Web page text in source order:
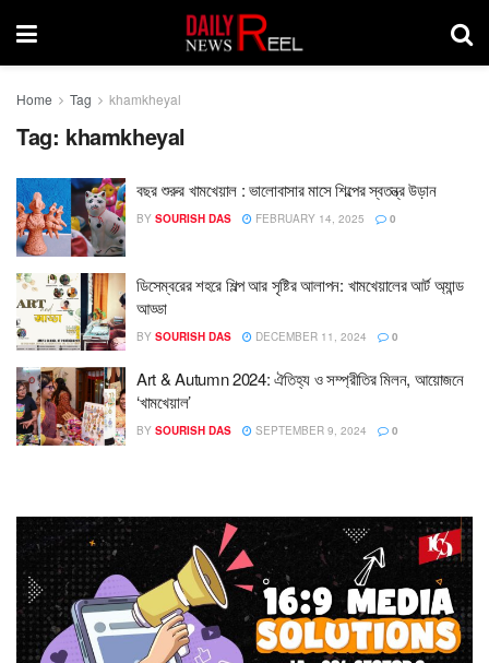
Home Tag khamkheyal
Tag: khamkheyal
বছর শুরুর খামখেয়াল : ভালোবাসার মাসে শিল্পের স্বতন্ত্র উড়ান
BY SOURISH DAS FEBRUARY 14, 2025 0
ডিসেম্বরের শহরে শিল্প আর সৃষ্টির আলাপন: খামখেয়ালের আর্ট অ্যান্ড
আড্ডা
BY SOURISH DAS DECEMBER 11, 2024 0
Art & Autumn 2024: ঐতিহ্য ও সম্প্রীতির মিলন, আয়োজনে
‘খামখেয়াল’
BY SOURISH DAS SEPTEMBER 9, 2024 0